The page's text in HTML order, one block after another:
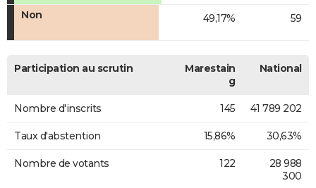
Non 49,17% 59
Participation au scrutin
Marestain
g
National
Nombre d'inscrits 145 41 789 202
Taux d'abstention 15,86% 30,63%
Nombre de votants 122
28 988
300